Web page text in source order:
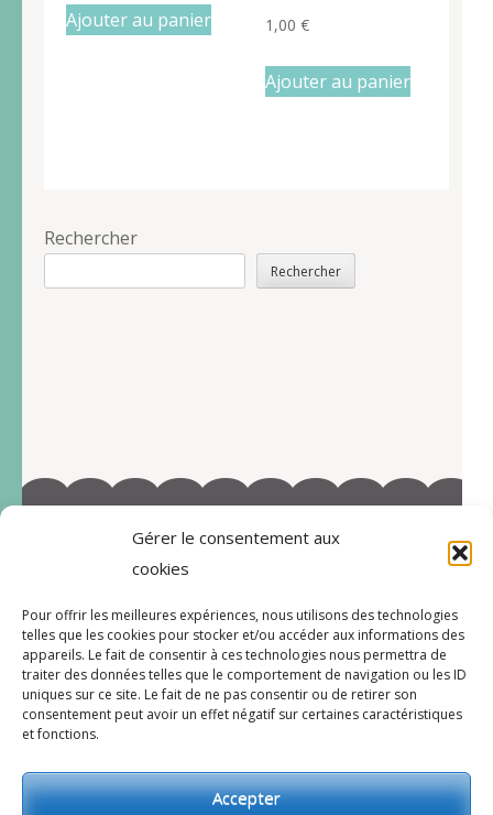
Gérer le consentement aux
cookies
Pour offrir les meilleures expériences, nous utilisons des technologies
telles que les cookies pour stocker et/ou accéder aux informations des
appareils. Le fait de consentir à ces technologies nous permettra de
traiter des données telles que le comportement de navigation ou les ID
uniques sur ce site. Le fait de ne pas consentir ou de retirer son
consentement peut avoir un effet négatif sur certaines caractéristiques
et fonctions.
Accepter
Ajouter au panier 1,00 €
Ajouter au panier
Rechercher
Rechercher
©2022-Tous droits réservés à Marie-Blandine Sallé
112719597996038/
CGV
l’atelier de MB.Bakes and Cakes |